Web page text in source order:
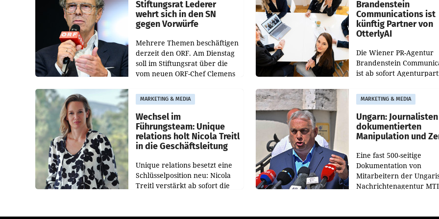
und der Bundeskartellanwalt
Stiftungsrat Lederer
wehrt sich in den SN
gegen Vorwürfe
Mehrere Themen beschäftigen
derzeit den ORF. Am Dienstag
soll im Stiftungsrat über die
vom neuen ORF-Chef Clemens
Besetzungen für die
Direktionen abgestimmt
werden.
Brandenstein
Communications ist
künftig Partner von
OtterlyAI
Die Wiener PR-Agentur
Brandenstein
ist ab sofort
Optimierungsplattform
OtterlyAI. Damit baut die
Agentur ihr
MARKETING & MEDIA
Wechsel im
Führungsteam: Unique
relations holt Nicola Treitl
in die Geschäftsleitung
Unique relations besetzt eine
Schlüsselposition neu: Nicola
Treitl verstärkt ab sofort die
Josef Kalina und Anna Kalina-
MARKETING & MEDIA
Ungarn: Journalisten
dokumentierten
Manipulation und
Eine fast 500-seitige
Dokumentation von
Mitarbeitern der
Nachrichtenagentur
der Agentur während